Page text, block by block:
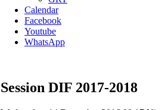
Calendar
Facebook
Youtube
WhatsApp
Session DIF 2017-2018